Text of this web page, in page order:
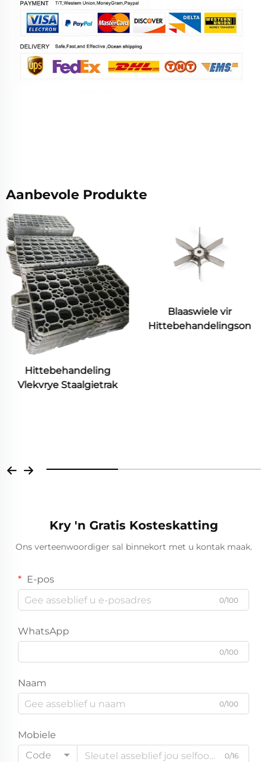
Aanbevole Produkte
Blaaswiele vir
Hittebehandelingson
Kry 'n Gratis Kosteskatting
Ons verteenwoordiger sal binnekort met u kontak maak.
E-pos
0/100
WhatsApp
0/100
Naam
0/100
Mobiele
Code
0/16